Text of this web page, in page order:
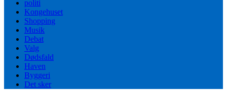
politi
Kongehuset
Shopping
Musik
Debat
Valg
Dødsfald
Haven
Byggeri
Det sker